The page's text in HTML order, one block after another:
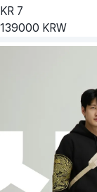
KR 7
139000 KRW